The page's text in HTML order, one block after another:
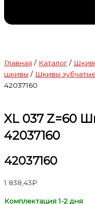
Главная / Каталог /
шкивы / Шкивы
42037160
XL 037 Z=60
42037160
42037160
1 838,43₽
Комплектация 1-2 дня